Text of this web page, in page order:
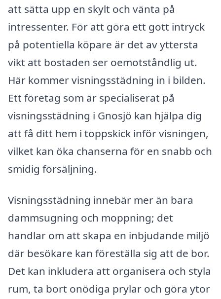
att sätta upp en skylt och vänta på
intressenter. För att göra ett gott intryck
på potentiella köpare är det av yttersta
vikt att bostaden ser oemotståndlig ut.
Här kommer visningsstädning in i bilden.
Ett företag som är specialiserat på
visningsstädning i Gnosjö kan hjälpa dig
att få ditt hem i toppskick inför visningen,
vilket kan öka chanserna för en snabb och
smidig försäljning.
Visningsstädning innebär mer än bara
dammsugning och moppning; det
handlar om att skapa en inbjudande miljö
där besökare kan föreställa sig att de bor.
Det kan inkludera att organisera och styla
rum, ta bort onödiga prylar och göra ytor